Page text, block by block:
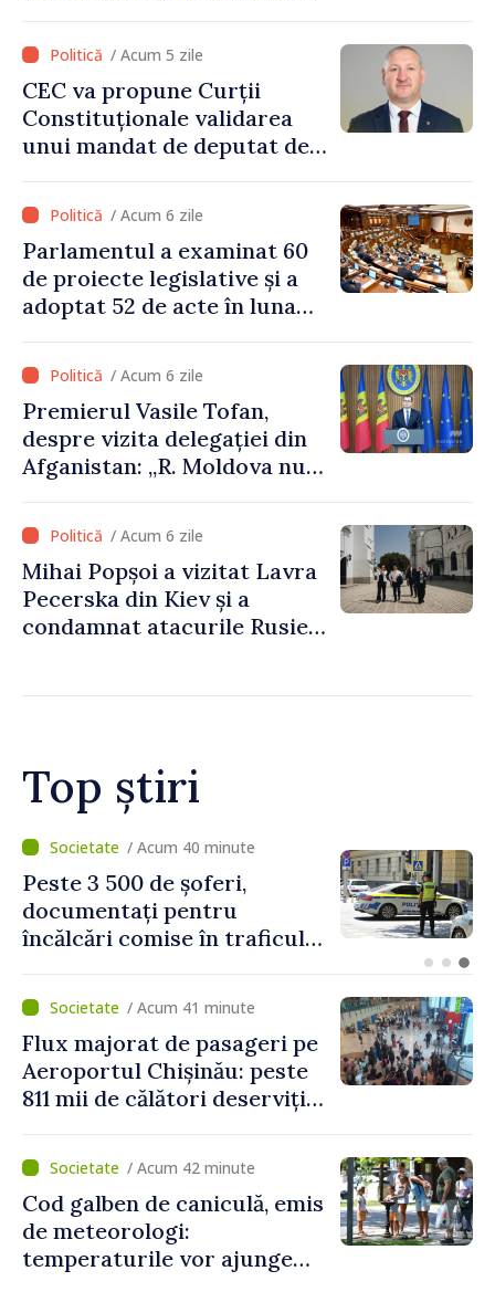
/ Acum 5 zile
CEC va propune Curții
Constituționale validarea
unui mandat de deputat de
/ Acum 6 zile
Parlamentul a examinat 60
de proiecte legislative și a
adoptat 52 de acte în luna
/ Acum 6 zile
Premierul Vasile Tofan,
despre vizita delegației din
Afganistan: „R. Moldova nu
talibană. Aprobarea acestei
vizite a fost o eroare de
evaluare și de coordonare
instituțională”
/ Acum 6 zile
Mihai Popșoi a vizitat Lavra
Pecerska din Kiev și a
condamnat atacurile Rusiei
Top știri
/ Acum 5 minute
Proiectele de asistență în
beneficiul locuitorilor de pe
ambele maluri ale Nistrului
viceprim-ministrului cu
reprezentanta rezidentă a
PNUD în Republica Moldova,
Daniela Gasparikova
/ Acum 41 minute
Flux majorat de pasageri pe
Aeroportul Chișinău: peste
811 mii de călători deserviți
/ Acum 42 minute
Cod galben de caniculă, emis
de meteorologi:
temperaturile vor ajunge